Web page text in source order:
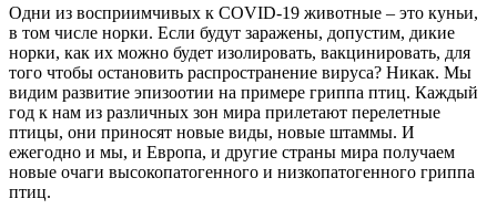
Одни из восприимчивых к COVID-19 животные – это куньи,
в том числе норки. Если будут заражены, допустим, дикие
норки, как их можно будет изолировать, вакцинировать, для
того чтобы остановить распространение вируса? Никак. Мы
видим развитие эпизоотии на примере гриппа птиц. Каждый
год к нам из различных зон мира прилетают перелетные
птицы, они приносят новые виды, новые штаммы. И
ежегодно и мы, и Европа, и другие страны мира получаем
новые очаги высокопатогенного и низкопатогенного гриппа
птиц.